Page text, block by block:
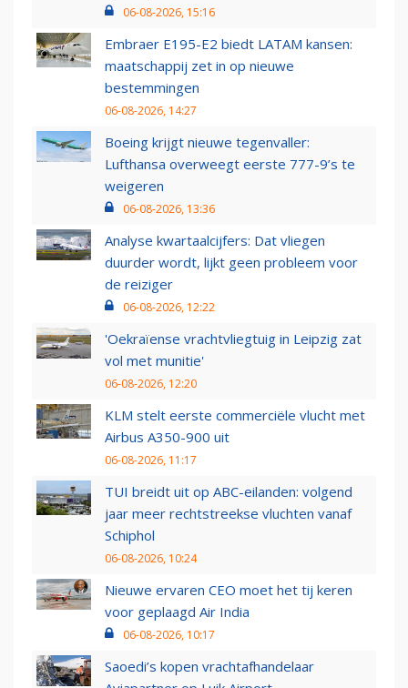
06-08-2026, 15:16
Embraer E195-E2 biedt LATAM kansen:
maatschappij zet in op nieuwe
bestemmingen
06-08-2026, 14:27
Boeing krijgt nieuwe tegenvaller:
Lufthansa overweegt eerste 777-9’s te
weigeren
06-08-2026, 13:36
Analyse kwartaalcijfers: Dat vliegen
duurder wordt, lijkt geen probleem voor
de reiziger
06-08-2026, 12:22
'Oekraïense vrachtvliegtuig in Leipzig zat
vol met munitie'
06-08-2026, 12:20
KLM stelt eerste commerciële vlucht met
Airbus A350-900 uit
06-08-2026, 11:17
TUI breidt uit op ABC-eilanden: volgend
jaar meer rechtstreekse vluchten vanaf
Schiphol
06-08-2026, 10:24
Nieuwe ervaren CEO moet het tij keren
voor geplaagd Air India
06-08-2026, 10:17
Saoedi’s kopen vrachtafhandelaar